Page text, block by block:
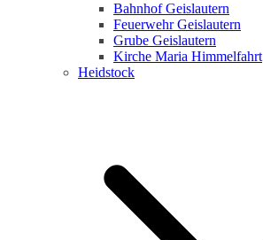
Bahnhof Geislautern
Feuerwehr Geislautern
Grube Geislautern
Kirche Maria Himmelfahrt
Heidstock